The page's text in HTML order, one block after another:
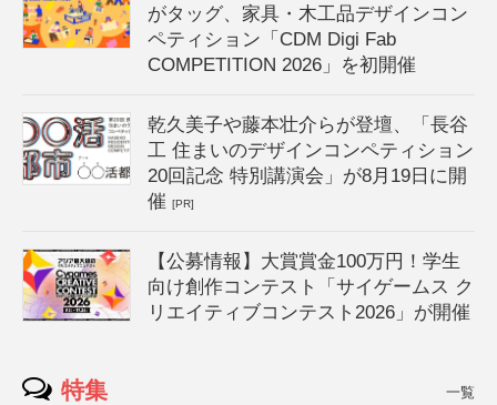
がタッグ、家具・木工品デザインコン
ペティション「CDM Digi Fab
COMPETITION 2026」を初開催
乾久美子や藤本壮介らが登壇、「長谷
工 住まいのデザインコンペティション
20回記念 特別講演会」が8月19日に開
催[PR]
【公募情報】大賞賞金100万円！学生
向け創作コンテスト「サイゲームス ク
リエイティブコンテスト2026」が開催
特集 一覧